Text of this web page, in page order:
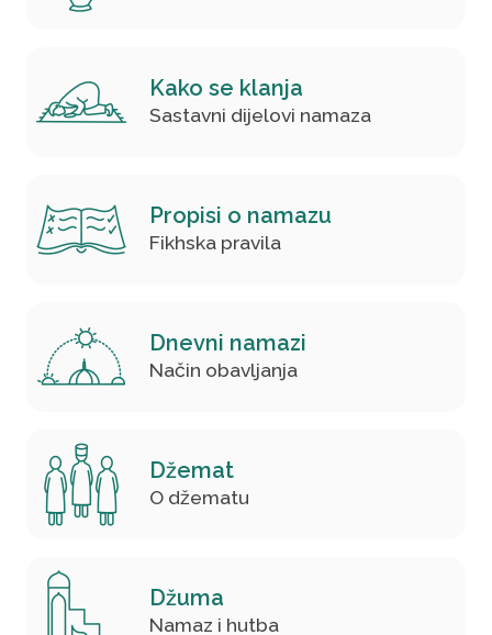
Kako se klanja
Sastavni dijelovi namaza
Propisi o namazu
Fikhska pravila
Dnevni namazi
Način obavljanja
Džemat
O džematu
Džuma
Namaz i hutba